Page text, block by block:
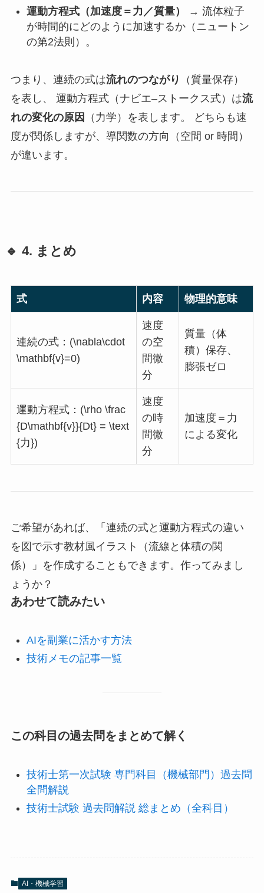
運動方程式（加速度＝力／質量）
→ 流体粒子
が時間的にどのように加速するか（ニュートン
の第2法則）。
つまり、連続の式は流れのつながり
（質量保存）
を表し、 運動方程式（ナビエ–ストークス式）は流
れの変化の原因
（力学）を表します。 どちらも速
度が関係しますが、導関数の方向（空間 or 時間）
が違います。
🔹 4. まとめ
式 内容 物理的意味
連続の式：(\nabla\cdot
\mathbf{v}=0)
速度
の空
間微
分
質量（体
積）保存、
膨張ゼロ
運動方程式：(\rho \frac
{D\mathbf{v}}{Dt} = \text
{力})
速度
の時
間微
分
加速度＝力
による変化
ご希望があれば、「連続の式と運動方程式の違い
を図で示す教材風イラスト（流線と体積の関
係）」を作成することもできます。作ってみまし
ょうか？
あわせて読みたい
AIを副業に活かす方法
技術メモの記事一覧
この科目の過去問をまとめて解く
技術士第一次試験 専門科目（機械部門）過去問
全問解説
技術士試験 過去問解説 総まとめ（全科目）
AI・機械学習